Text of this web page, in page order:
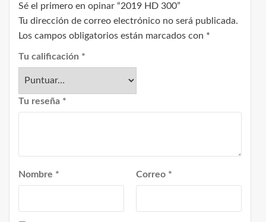
Sé el primero en opinar “2019 HD 300”
Tu dirección de correo electrónico no será publicada.
Los campos obligatorios están marcados con *
Tu calificación *
Tu reseña *
Nombre * Correo *